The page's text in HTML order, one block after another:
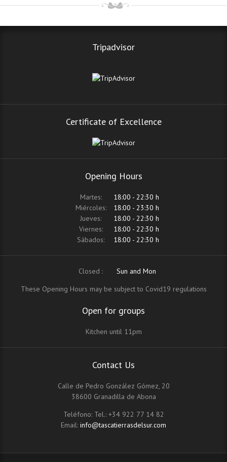
Tripadvisor
Certificate of Excellence
Opening Hours
Martes:
18:00 - 22:30 h
Miércoles:
18:00 - 23:30 h
Jueves:
18:00 - 22:30 h
Viernes:
18:00 - 22:30 h
Sábados:
18:00 - 22:30 h
Closed :
Sun and Mon
These Opening Hours may be subject to Covid19 regulations
Open for groups
Kitchen until 11pm
Contact Us
Calle de Pedro González Gómez, 20
38600 Granadilla de Abona
Teléfono: Tel.: +34 922 77 14 82
Email: info@tascatierrasdelsur.com